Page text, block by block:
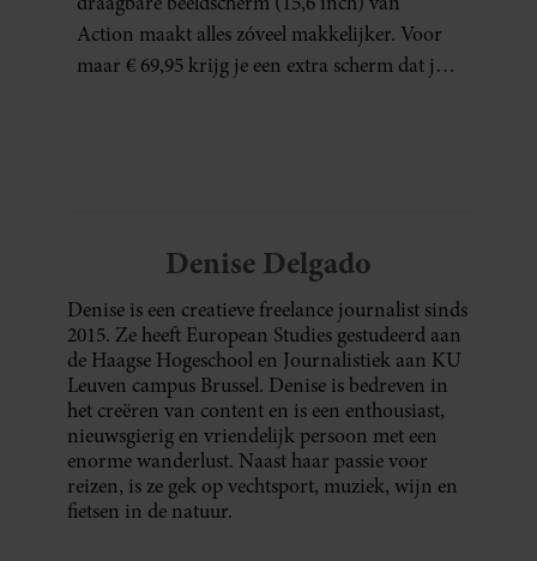
Action maakt alles zóveel makkelijker. Voor
maar € 69,95 krijg je een extra scherm dat je
Denise Delgado
Denise is een creatieve freelance journalist sinds
2015. Ze heeft European Studies gestudeerd aan
de Haagse Hogeschool en Journalistiek aan KU
Leuven campus Brussel. Denise is bedreven in
het creëren van content en is een enthousiast,
nieuwsgierig en vriendelijk persoon met een
enorme wanderlust. Naast haar passie voor
reizen, is ze gek op vechtsport, muziek, wijn en
fietsen in de natuur.